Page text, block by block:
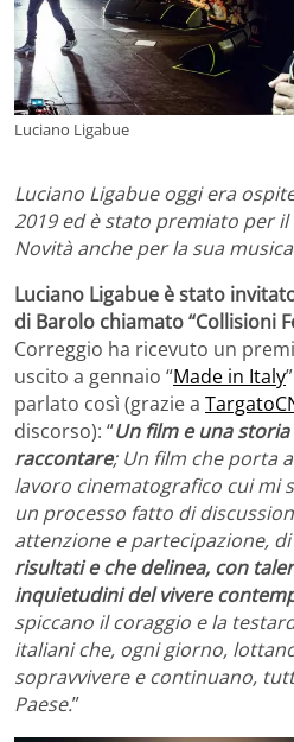
Luciano Ligabue
Luciano Ligabue oggi era
2019 ed è stato premiato per
Novità anche per la sua
Luciano Ligabue è stato
di Barolo chiamato “Collisioni
Correggio ha ricevuto un
uscito a gennaio “Made in Italy
parlato così (grazie a
discorso): “Un film e una
raccontare; Un film che porta
lavoro cinematografico cui mi
un processo fatto di
attenzione e partecipazione,
risultati e che delinea, con
inquietudini del vivere
spiccano il coraggio e la
italiani che, ogni giorno,
sopravvivere e continuano,
Paese.”